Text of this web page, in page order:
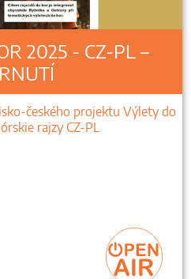
2025 - CZ-PL –
českého projektu Výlety do
rajzy CZ-PL